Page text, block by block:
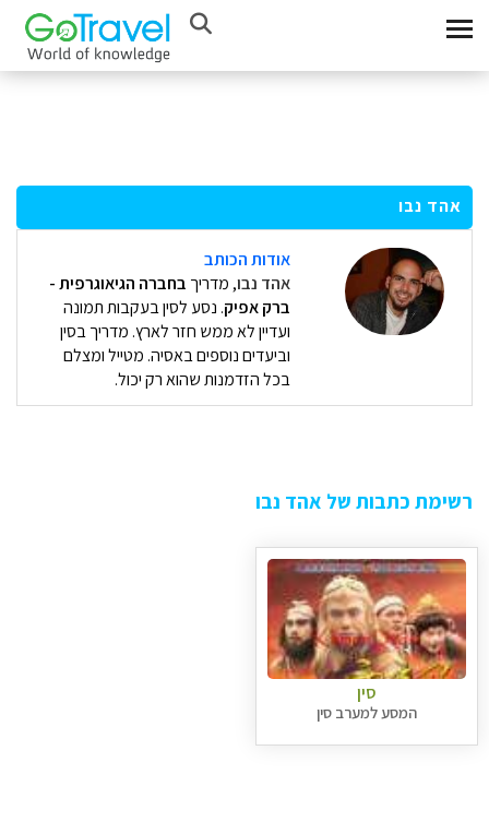
אהד נבו
אודות הכותב
אהד נבו, מדריך בחברה הגיאוגרפית -
ברק אפיק. נסע לסין בעקבות תמונה
ועדיין לא ממש חזר לארץ. מדריך בסין
וביעדים נוספים באסיה. מטייל ומצלם
בכל הזדמנות שהוא רק יכול.
רשימת כתבות של אהד נבו
סין
המסע למערב סין